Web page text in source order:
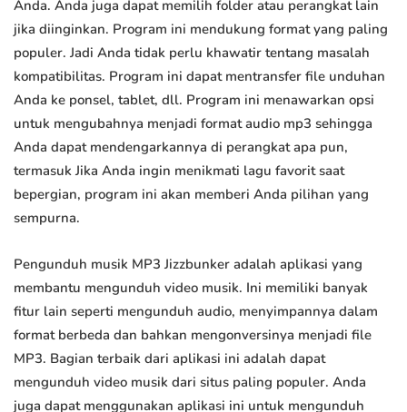
Anda. Anda juga dapat memilih folder atau perangkat lain
jika diinginkan. Program ini mendukung format yang paling
populer. Jadi Anda tidak perlu khawatir tentang masalah
kompatibilitas. Program ini dapat mentransfer file unduhan
Anda ke ponsel, tablet, dll. Program ini menawarkan opsi
untuk mengubahnya menjadi format audio mp3 sehingga
Anda dapat mendengarkannya di perangkat apa pun,
termasuk Jika Anda ingin menikmati lagu favorit saat
bepergian, program ini akan memberi Anda pilihan yang
sempurna.
Pengunduh musik MP3 Jizzbunker adalah aplikasi yang
membantu mengunduh video musik. Ini memiliki banyak
fitur lain seperti mengunduh audio, menyimpannya dalam
format berbeda dan bahkan mengonversinya menjadi file
MP3. Bagian terbaik dari aplikasi ini adalah dapat
mengunduh video musik dari situs paling populer. Anda
juga dapat menggunakan aplikasi ini untuk mengunduh